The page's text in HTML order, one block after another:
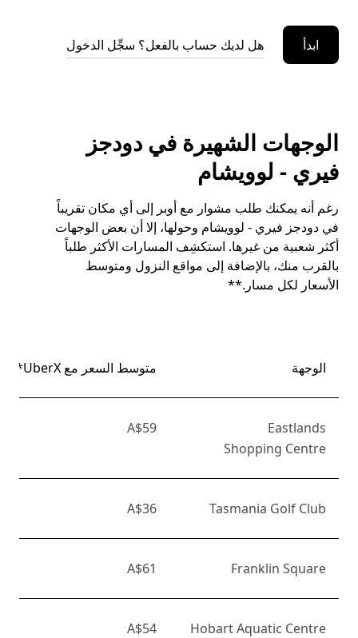
ابدأ هل لديك حساب بالفعل؟ سجِّل الدخول
الوجهات الشهيرة في دودجز
فيري - لوويشام
رغم أنه يمكنك طلب مشوار مع أوبر إلى أي مكان تقريباً
في دودجز فيري - لوويشام وحولها، إلا أن بعض الوجهات
أكثر شعبية من غيرها. استكشِف المسارات الأكثر طلباً
بالقرب منك، بالإضافة إلى مواقع النزول ومتوسط
الأسعار لكل مسار.**
الوجهة متوسط السعر مع UberX*
Eastlands
Shopping Centre
A$59
Tasmania Golf Club
A$36
Franklin Square
A$61
Hobart Aquatic Centre
A$54